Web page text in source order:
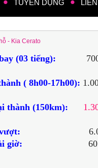
TUYỂN DỤNG
- Kia Cerato
(03 tiếng):
( 8h00-17h00):
thành (150km):
giờ:
60